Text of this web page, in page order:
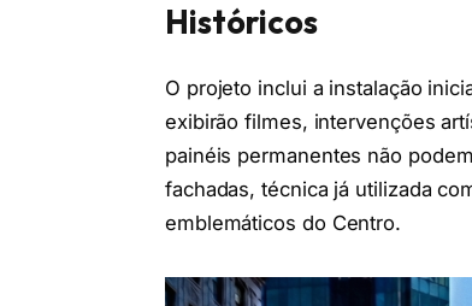
Históricos
O projeto inclui a instalação
exibirão filmes, intervenções
painéis permanentes não
fachadas, técnica já utilizada
emblemáticos do Centro.